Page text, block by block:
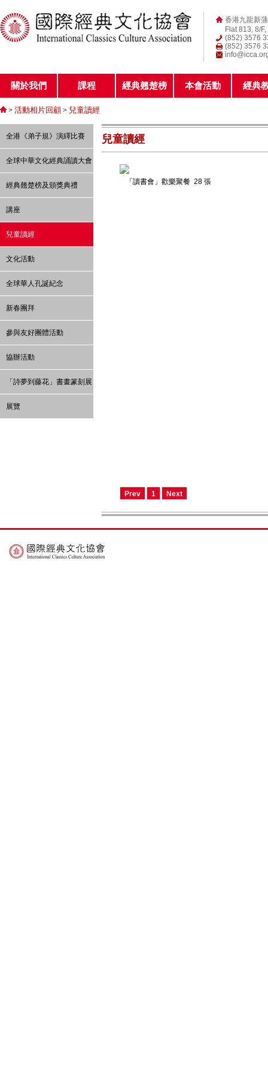
香港九龍新
Flat 813, 8/
(852) 3576
(852) 3576
關於我們 課程 經典翹楚榜 本會活動 經典
> 活動相片回顧 > 兒童讀經
全港《弟子規》演繹比賽
全球中華文化經典誦讀大會
經典翹楚榜及頒獎典禮
講座
兒童讀經
文化活動
全球華人孔誕紀念
新春團拜
參與友好團體活動
協辦活動
「詩夢到藤花」書畫篆刻展
展覽
兒童讀經
「讀書會」歡樂聚餐 28 張
Prev 1 Next